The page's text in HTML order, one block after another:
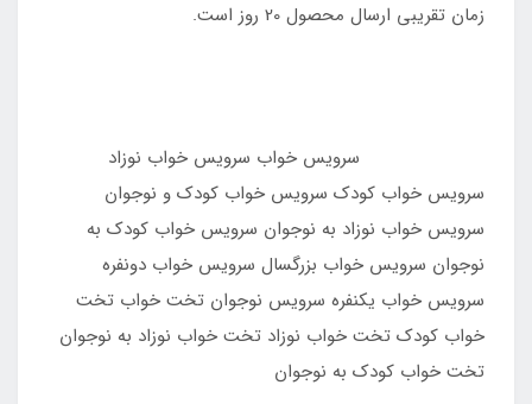
زمان تقریبی ارسال محصول 20 روز است.
سرویس خواب سرویس خواب نوزاد
سرویس خواب کودک سرویس خواب کودک و نوجوان
سرویس خواب نوزاد به نوجوان سرویس خواب کودک به
نوجوان سرویس خواب بزرگسال سرویس خواب دونفره
سرویس خواب یکنفره سرویس نوجوان تخت خواب تخت
خواب کودک تخت خواب نوزاد تخت خواب نوزاد به نوجوان
تخت خواب کودک به نوجوان